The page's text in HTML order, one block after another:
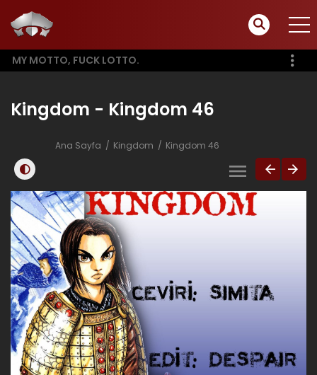
MY MOTTO, FUCK LOTTO.
Kingdom - Kingdom 46
Ana Sayfa Kingdom Kingdom 46